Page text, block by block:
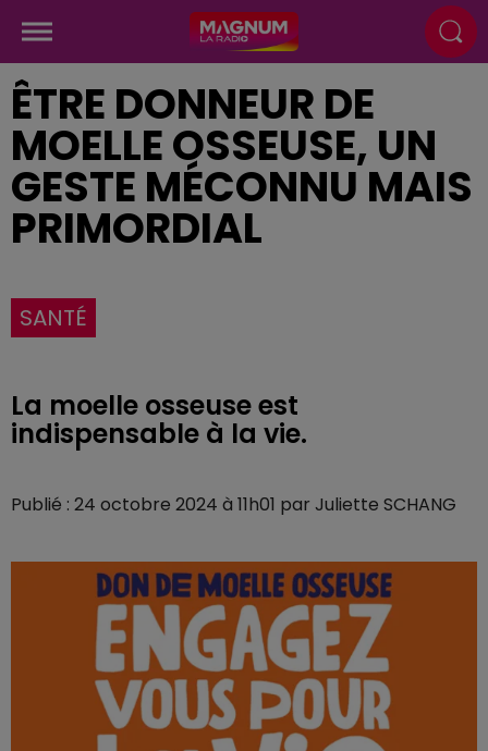
ÊTRE DONNEUR DE
MOELLE OSSEUSE, UN
GESTE MÉCONNU MAIS
PRIMORDIAL
SANTÉ
La moelle osseuse est
indispensable à la vie.
Publié : 24 octobre 2024 à 11h01 par Juliette SCHANG